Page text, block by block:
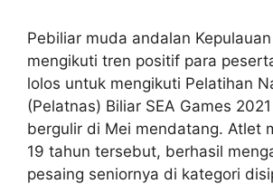
Pebiliar muda andalan
mengikuti tren positif para
lolos untuk mengikuti Pelatihan
(Pelatnas) Biliar SEA Games
bergulir di Mei mendatang. Atlet
19 tahun tersebut, berhasil
pesaing seniornya di kategori